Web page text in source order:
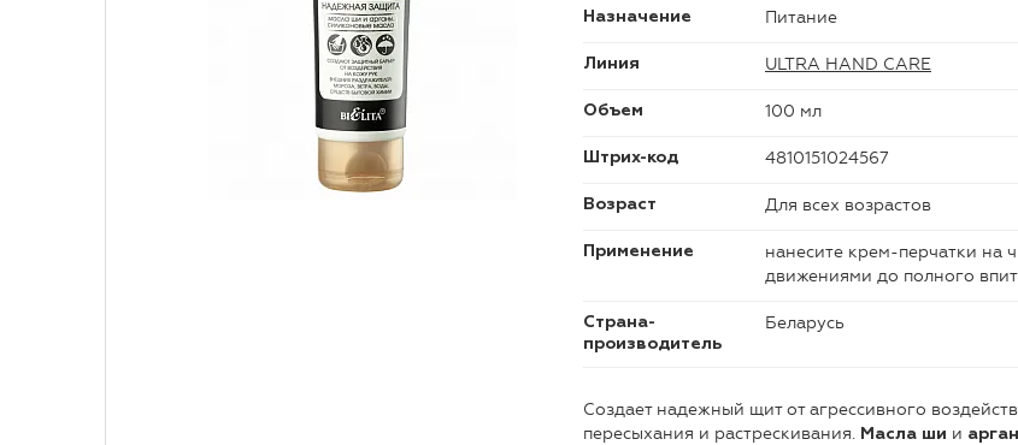
Назначение Питание
Линия ULTRA HAND CARE
Объем 100 мл
Штрих-код 4810151024567
Возраст Для всех возрастов
Применение
нанесите крем-перчатки на
движениями до полного
Страна-
производитель
Беларусь
Создает надежный щит от агрессивного
пересыхания и растрескивания. Масла ши и